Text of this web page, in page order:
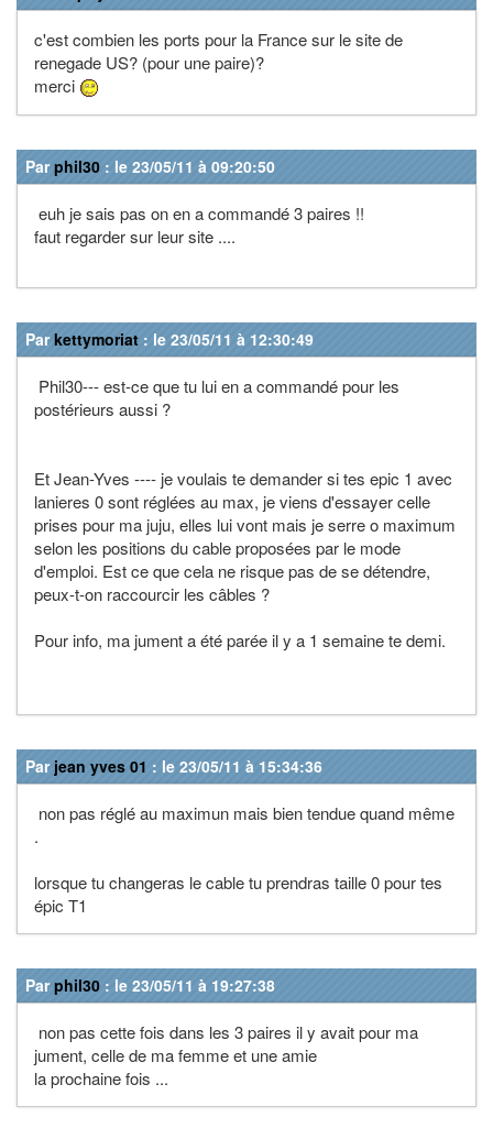
c'est combien les ports pour la France sur le site de
renegade US? (pour une paire)?
merci
Parphil30 : le 23/05/11 à 09:20:50
euh je sais pas on en a commandé 3 paires !!
faut regarder sur leur site ....
Parkettymoriat : le 23/05/11 à 12:30:49
Phil30--- est-ce que tu lui en a commandé pour les
postérieurs aussi ?
Et Jean-Yves ---- je voulais te demander si tes epic 1 avec
lanieres 0 sont réglées au max, je viens d'essayer celle
prises pour ma juju, elles lui vont mais je serre o maximum
selon les positions du cable proposées par le mode
d'emploi. Est ce que cela ne risque pas de se détendre,
peux-t-on raccourcir les câbles ?
Pour info, ma jument a été parée il y a 1 semaine te demi.
Par jean yves 01 : le 23/05/11 à 15:34:36
non pas réglé au maximun mais bien tendue quand même
.
lorsque tu changeras le cable tu prendras taille 0 pour tes
épic T1
Parphil30 : le 23/05/11 à 19:27:38
non pas cette fois dans les 3 paires il y avait pour ma
jument, celle de ma femme et une amie
la prochaine fois ...